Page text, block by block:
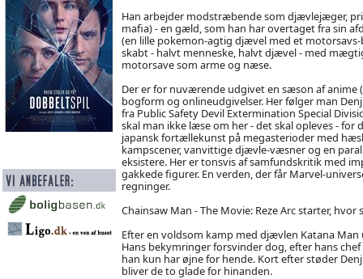
Han arbejder modstræbende som djævlejæger,
mafia) - en gæld, som han har overtaget fra sin
(en lille pokemon-agtig djævel med et
skabt - halvt menneske, halvt djævel - med
motorsave som arme og næse.
Der er for nuværende udgivet en sæson af anime
bogform og onlineudgivelser. Her følger man
fra Public Safety Devil Extermination Special
skal man ikke læse om her - det skal opleves -
japansk fortællekunst på megasterioder med
kampscener, vanvittige djævle-væsner og en
eksistere. Her er tonsvis af samfundskritik med
gakkede figurer. En verden, der får Marvel-
regninger.
Chainsaw Man - The Movie: Reze Arc starter,
Efter en voldsom kamp med djævlen Katana
Hans bekymringer forsvinder dog, efter hans
han kun har øjne for hende. Kort efter støder
bliver de to glade for hinanden.